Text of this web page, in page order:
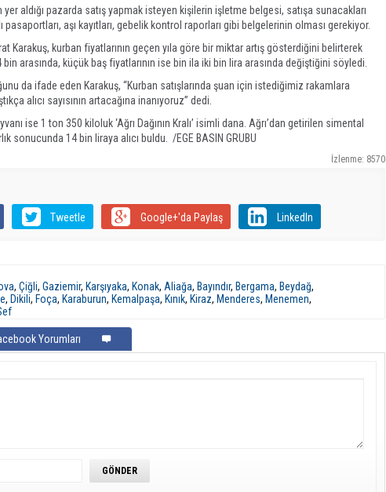
yer aldığı pazarda satış yapmak isteyen kişilerin işletme belgesi, satışa sunacakları
pasaportları, aşı kayıtları, gebelik kontrol raporları gibi belgelerinin olması gerekiyor.
Karakuş, kurban fiyatlarının geçen yıla göre bir miktar artış gösterdiğini belirterek
bin arasında, küçük baş fiyatlarının ise bin ila iki bin lira arasında değiştiğini söyledi.
da ifade eden Karakuş, “Kurban satışlarında şuan için istediğimiz rakamlara
alıcı sayısının artacağına inanıyoruz” dedi.
ise 1 ton 350 kiloluk ‘Ağrı Dağının Kralı’ isimli dana. Ağrı’dan getirilen simental
sonucunda 14 bin liraya alıcı buldu. /EGE BASIN GRUBU
İzlenme: 8570
Tweetle Google+'da Paylaş LinkedIn
, Çiğli, Gaziemir, Karşıyaka, Konak, Aliağa, Bayındır, Bergama, Beydağ,
, Dikili, Foça, Karaburun, Kemalpaşa, Kınık, Kiraz, Menderes, Menemen,
Yorumları